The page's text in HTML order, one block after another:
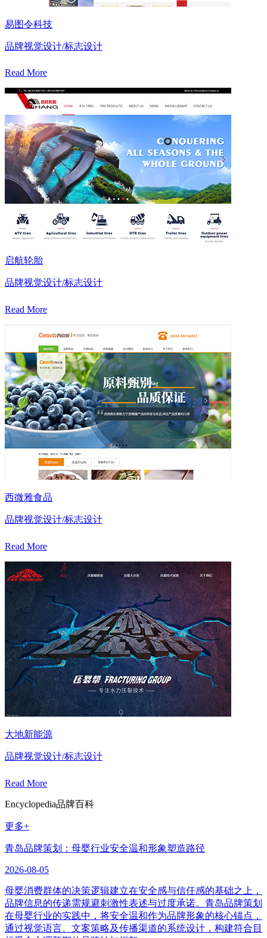
易图令科技
品牌视觉设计/标志设计
Read More
启航轮胎
品牌视觉设计/标志设计
Read More
西微雅食品
品牌视觉设计/标志设计
Read More
大地新能源
品牌视觉设计/标志设计
Read More
Encyclopedia品牌百科
更多+
青岛品牌策划：母婴行业安全温和形象塑造路径
2026-08-05
母婴消费群体的决策逻辑建立在安全感与信任感的基础之上，
品牌信息的传递需规避刺激性表述与过度承诺。青岛品牌策划
在母婴行业的实践中，将安全温和作为品牌形象的核心锚点，
通过视觉语言、文案策略及传播渠道的系统设计，构建符合目